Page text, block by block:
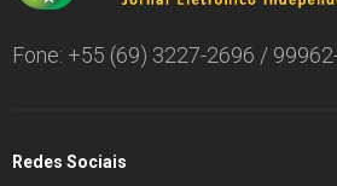
Fone: +55 (69) 3227-2696 /
Redes Sociais